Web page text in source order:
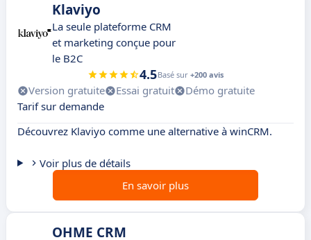
Klaviyo
La seule plateforme CRM
et marketing conçue pour
le B2C
4.5Basé sur +200 avis
Version gratuite Essai gratuit
Démo gratuite
Tarif sur demande
Découvrez Klaviyo comme une alternative à winCRM.
Voir plus de détails
En savoir plus
OHME CRM